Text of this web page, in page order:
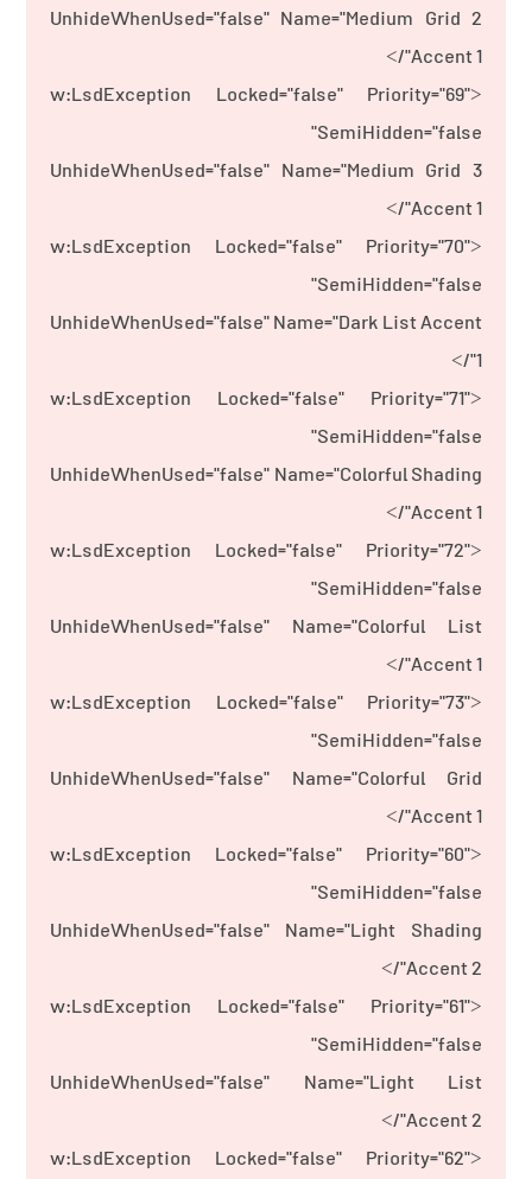
UnhideWhenUsed="false" Name="Medium Grid 2
Accent 1"/>
<w:LsdException Locked="false" Priority="69"
SemiHidden="false"
UnhideWhenUsed="false" Name="Medium Grid 3
Accent 1"/>
<w:LsdException Locked="false" Priority="70"
SemiHidden="false"
UnhideWhenUsed="false" Name="Dark List Accent
1"/>
<w:LsdException Locked="false" Priority="71"
SemiHidden="false"
UnhideWhenUsed="false" Name="Colorful Shading
Accent 1"/>
<w:LsdException Locked="false" Priority="72"
SemiHidden="false"
UnhideWhenUsed="false" Name="Colorful List
Accent 1"/>
<w:LsdException Locked="false" Priority="73"
SemiHidden="false"
UnhideWhenUsed="false" Name="Colorful Grid
Accent 1"/>
<w:LsdException Locked="false" Priority="60"
SemiHidden="false"
UnhideWhenUsed="false" Name="Light Shading
Accent 2"/>
<w:LsdException Locked="false" Priority="61"
SemiHidden="false"
UnhideWhenUsed="false" Name="Light List
Accent 2"/>
<w:LsdException Locked="false" Priority="62"